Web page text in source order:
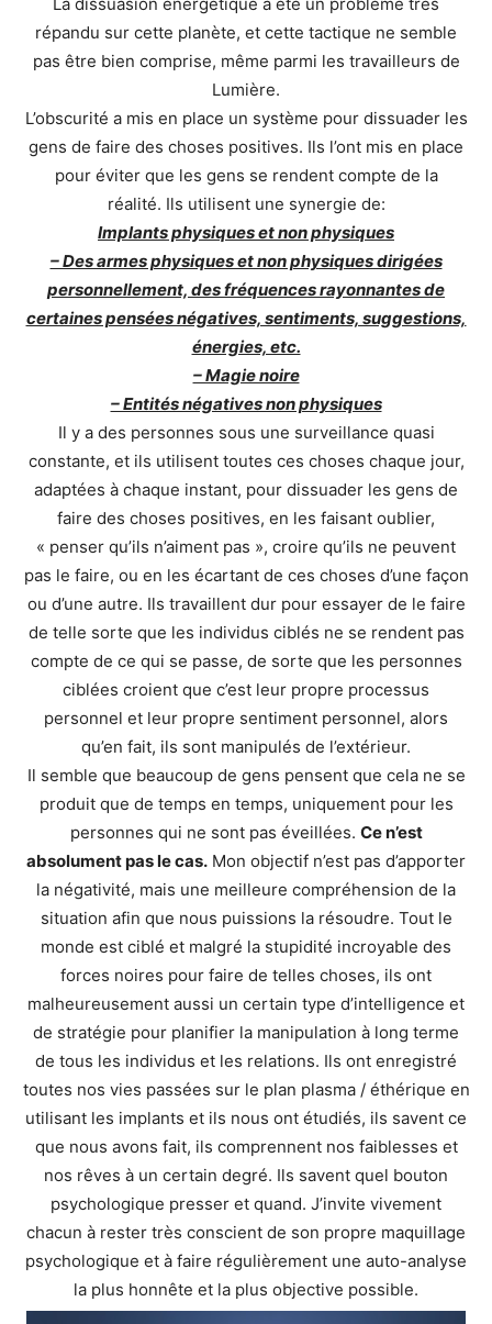
répandu sur cette planète, et cette tactique ne semble
pas être bien comprise, même parmi les travailleurs de
Lumière.
L’obscurité a mis en place un système pour dissuader les
gens de faire des choses positives. Ils l’ont mis en place
pour éviter que les gens se rendent compte de la
réalité. Ils utilisent une synergie de:
Implants physiques et non physiques
– Des armes physiques et non physiques dirigées
personnellement, des fréquences rayonnantes de
certaines pensées négatives, sentiments, suggestions,
énergies, etc.
– Magie noire
– Entités négatives non physiques
Il y a des personnes sous une surveillance quasi
constante, et ils utilisent toutes ces choses chaque jour,
adaptées à chaque instant, pour dissuader les gens de
faire des choses positives, en les faisant oublier,
« penser qu’ils n’aiment pas », croire qu’ils ne peuvent
pas le faire, ou en les écartant de ces choses d’une façon
ou d’une autre. Ils travaillent dur pour essayer de le faire
de telle sorte que les individus ciblés ne se rendent pas
compte de ce qui se passe, de sorte que les personnes
ciblées croient que c’est leur propre processus
personnel et leur propre sentiment personnel, alors
qu’en fait, ils sont manipulés de l’extérieur.
Il semble que beaucoup de gens pensent que cela ne se
produit que de temps en temps, uniquement pour les
personnes qui ne sont pas éveillées. Ce n’est
absolument pas le cas. Mon objectif n’est pas d’apporter
la négativité, mais une meilleure compréhension de la
situation afin que nous puissions la résoudre. Tout le
monde est ciblé et malgré la stupidité incroyable des
forces noires pour faire de telles choses, ils ont
malheureusement aussi un certain type d’intelligence et
de stratégie pour planifier la manipulation à long terme
de tous les individus et les relations. Ils ont enregistré
toutes nos vies passées sur le plan plasma / éthérique en
utilisant les implants et ils nous ont étudiés, ils savent ce
que nous avons fait, ils comprennent nos faiblesses et
nos rêves à un certain degré. Ils savent quel bouton
psychologique presser et quand. J’invite vivement
chacun à rester très conscient de son propre maquillage
psychologique et à faire régulièrement une auto-analyse
la plus honnête et la plus objective possible.